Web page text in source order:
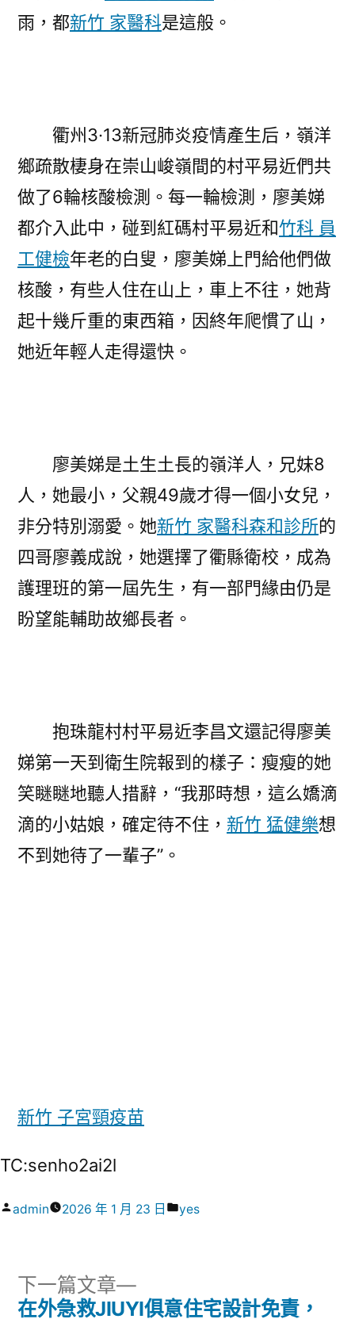
雨，都新竹 家醫科是這般。
衢州3·13新冠肺炎疫情產生后，嶺洋
鄉疏散棲身在崇山峻嶺間的村平易近們共
做了6輪核酸檢測。每一輪檢測，廖美娣
都介入此中，碰到紅碼村平易近和竹科 員
工健檢年老的白叟，廖美娣上門給他們做
核酸，有些人住在山上，車上不往，她背
起十幾斤重的東西箱，因終年爬慣了山，
她近年輕人走得還快。
廖美娣是土生土長的嶺洋人，兄妹8
人，她最小，父親49歲才得一個小女兒，
非分特別溺愛。她新竹 家醫科森和診所的
四哥廖義成說，她選擇了衢縣衛校，成為
護理班的第一屆先生，有一部門緣由仍是
盼望能輔助故鄉長者。
抱珠龍村村平易近李昌文還記得廖美
娣第一天到衛生院報到的樣子：瘦瘦的她
笑瞇瞇地聽人措辭，“我那時想，這么嬌滴
滴的小姑娘，確定待不住， 新竹 猛健樂想
不到她待了一輩子”。
新竹 子宮頸疫苗
TC:senho2ai2l
作
admin 2026 年 1 月 23 日
分
yes
下一篇文章
下
一
在外急救JIUYI俱意住宅設計免責，